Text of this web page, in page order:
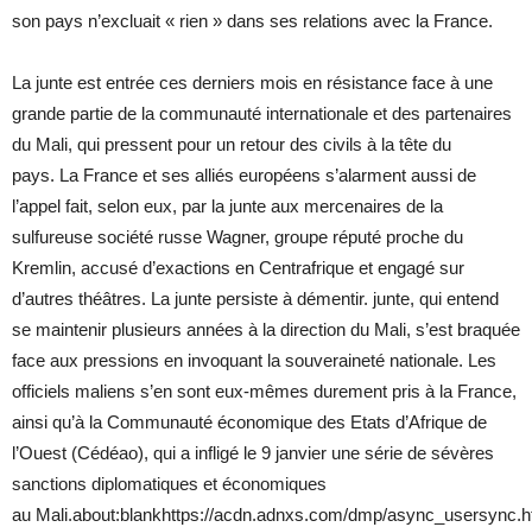
son pays n’excluait « rien » dans ses relations avec la France.
La junte est entrée ces derniers mois en résistance face à une
grande partie de la communauté internationale et des partenaires
du Mali, qui pressent pour un retour des civils à la tête du
pays. La France et ses alliés européens s’alarment aussi de
l’appel fait, selon eux, par la junte aux mercenaires de la
sulfureuse société russe Wagner, groupe réputé proche du
Kremlin, accusé d’exactions en Centrafrique et engagé sur
d’autres théâtres. La junte persiste à démentir. junte, qui entend
se maintenir plusieurs années à la direction du Mali, s’est braquée
face aux pressions en invoquant la souveraineté nationale. Les
officiels maliens s’en sont eux-mêmes durement pris à la France,
ainsi qu’à la Communauté économique des Etats d’Afrique de
l’Ouest (Cédéao), qui a infligé le 9 janvier une série de sévères
sanctions diplomatiques et économiques
au Mali.about:blankhttps://acdn.adnxs.com/dmp/